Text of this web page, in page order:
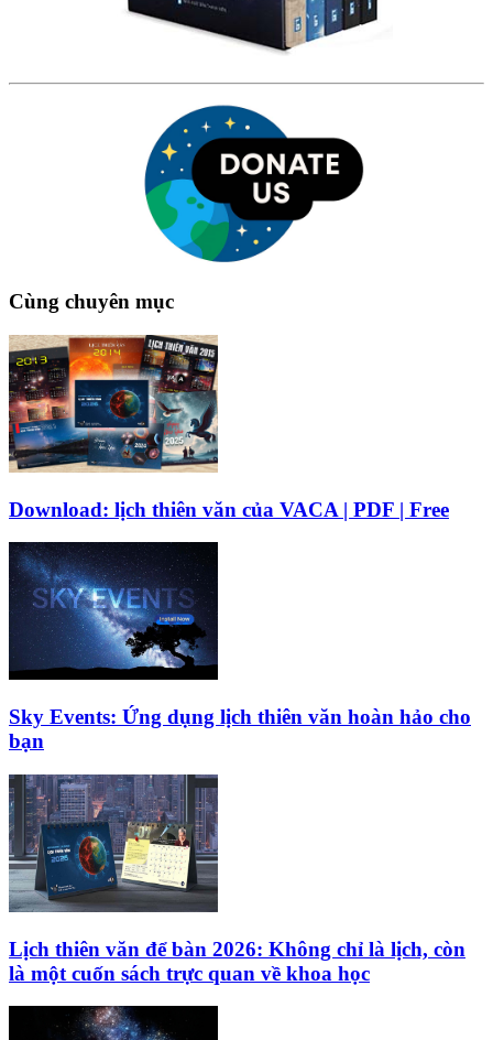
Cùng chuyên mục
Download: lịch thiên văn của VACA | PDF | Free
Sky Events: Ứng dụng lịch thiên văn hoàn hảo cho
bạn
Lịch thiên văn để bàn 2026: Không chỉ là lịch, còn
là một cuốn sách trực quan về khoa học